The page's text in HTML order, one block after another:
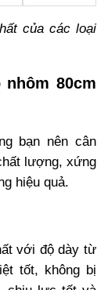
của các loại
80cm
bạn nên cân
lượng, xứng
hiệu quả.
với độ dày từ
tốt, không bị